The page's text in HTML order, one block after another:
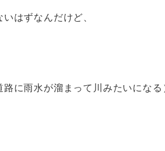
はずなんだけど、
に雨水が溜まって川みたいになる